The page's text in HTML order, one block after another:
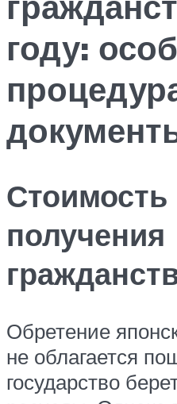
году:
Стоимость
получения
Обретение
не облагается
государство